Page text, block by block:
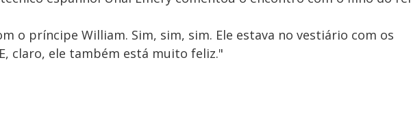
o príncipe William. Sim, sim, sim. Ele estava no vestiário com os
claro, ele também está muito feliz."